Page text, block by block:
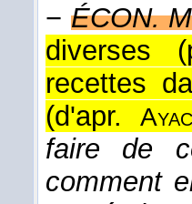
− ÉCON.
diverses
recettes
(d'apr.
faire de
comment